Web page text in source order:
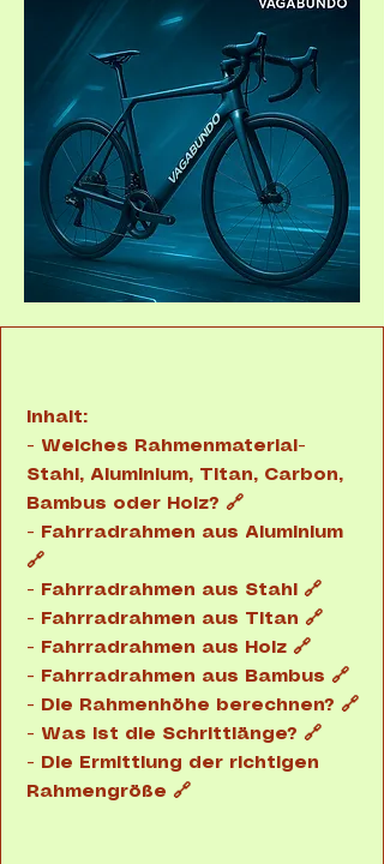
Inhalt:
- Welches Rahmenmaterial-
Stahl, Aluminium, Titan, Carbon,
Bambus oder Holz? 🔗
- Fahrradrahmen aus Aluminium
🔗
- Fahrradrahmen aus Stahl 🔗
- Fahrradrahmen aus Titan 🔗
- Fahrradrahmen aus Holz 🔗
- Fahrradrahmen aus Bambus 🔗
- Die Rahmenhöhe berechnen? 🔗
- Was ist die Schrittlänge? 🔗
- Die Ermittlung der richtigen
Rahmengröße 🔗